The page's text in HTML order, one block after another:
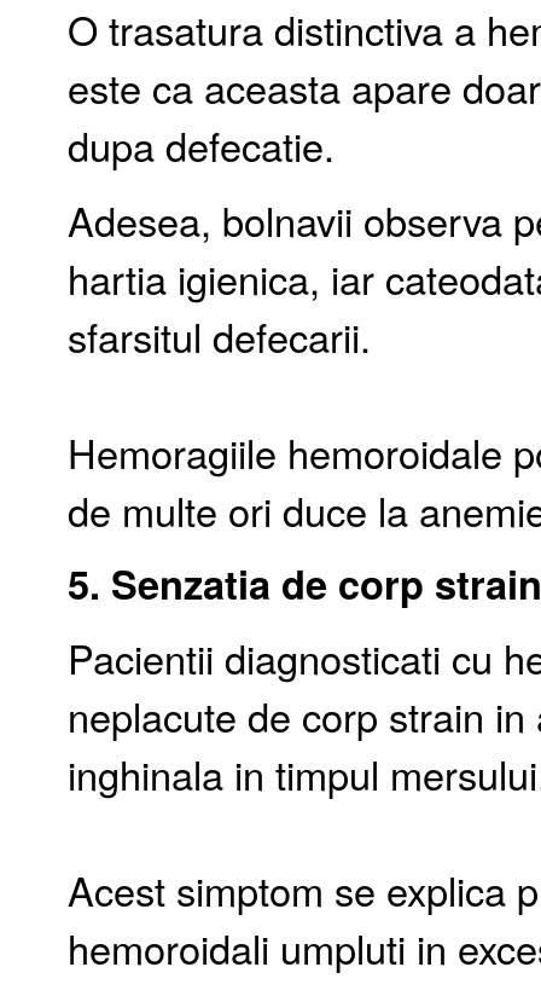
O trasatura distinctiva a
este ca aceasta apare
dupa defecatie.
Adesea, bolnavii observa
hartia igienica, iar
sfarsitul defecarii.
Hemoragiile hemoroidale
de multe ori duce la
5. Senzatia de corp
Pacientii diagnosticati cu
neplacute de corp strain
inghinala in timpul
Acest simptom se explica
hemoroidali umpluti in